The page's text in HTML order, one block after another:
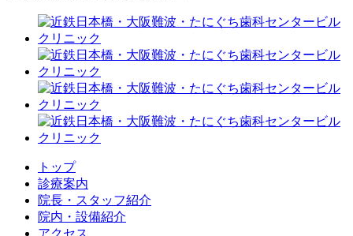
トップ
診療案内
院長・スタッフ紹介
院内・設備紹介
アクセス